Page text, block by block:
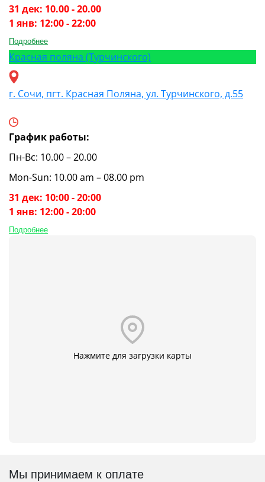
31 дек: 10.00 - 20.00
1 янв: 12:00 - 22:00
Подробнее
Красная поляна (Турчинского)
г. Сочи, пгт. Красная Поляна, ул. Турчинского, д.55
График работы:
Пн-Вс: 10.00 – 20.00
Mon-Sun: 10.00 am – 08.00 pm
31 дек: 10:00 - 20:00
1 янв: 12:00 - 20:00
Подробнее
Нажмите для загрузки карты
Мы принимаем к оплате